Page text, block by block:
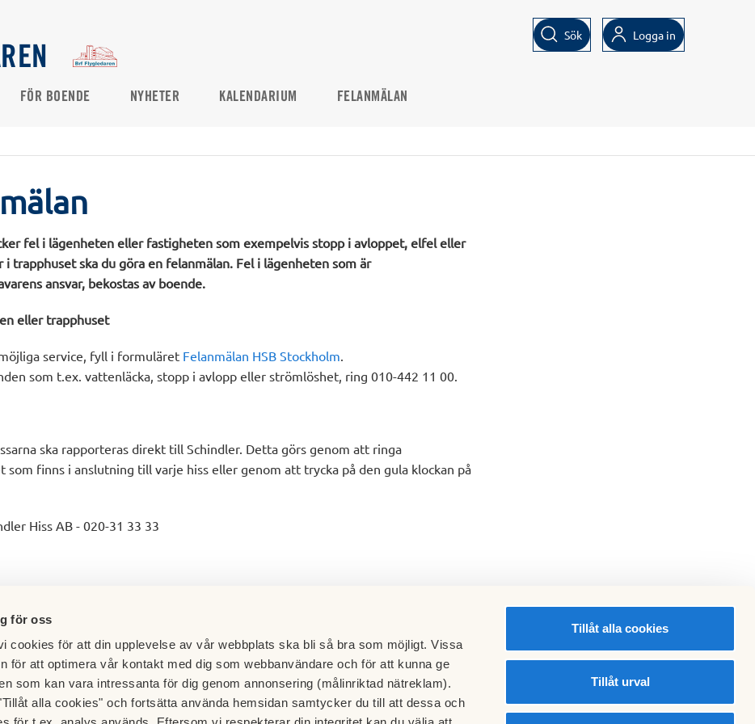
för oss
cookies för att din upplevelse av vår webbplats ska bli så bra som möjligt. Vissa
för att optimera vår kontakt med dig som webbanvändare och för att kunna ge
som kan vara intressanta för dig genom annonsering (målinriktad nätreklam).
alla cookies" och fortsätta använda hemsidan samtycker du till att dessa och
Tillåt alla cookies
Tillåt urval
Sök Logga in
FÖR BOENDE NYHETER KALENDARIUM FELANMÄLAN
fel i lägenheten eller fastigheten som exempelvis stopp i avloppet, elfel eller
i trapphuset ska du göra en felanmälan. Fel i lägenheten som är
ansvar, bekostas av boende.
eller trapphuset
service, fyll i formuläret Felanmälan HSB Stockholm.
som t.ex. vattenläcka, stopp i avlopp eller strömlöshet, ring 010-442 11 00.
ska rapporteras direkt till Schindler. Detta görs genom att ringa
som finns i anslutning till varje hiss eller genom att trycka på den gula klockan på
Hiss AB - 020-31 33 33